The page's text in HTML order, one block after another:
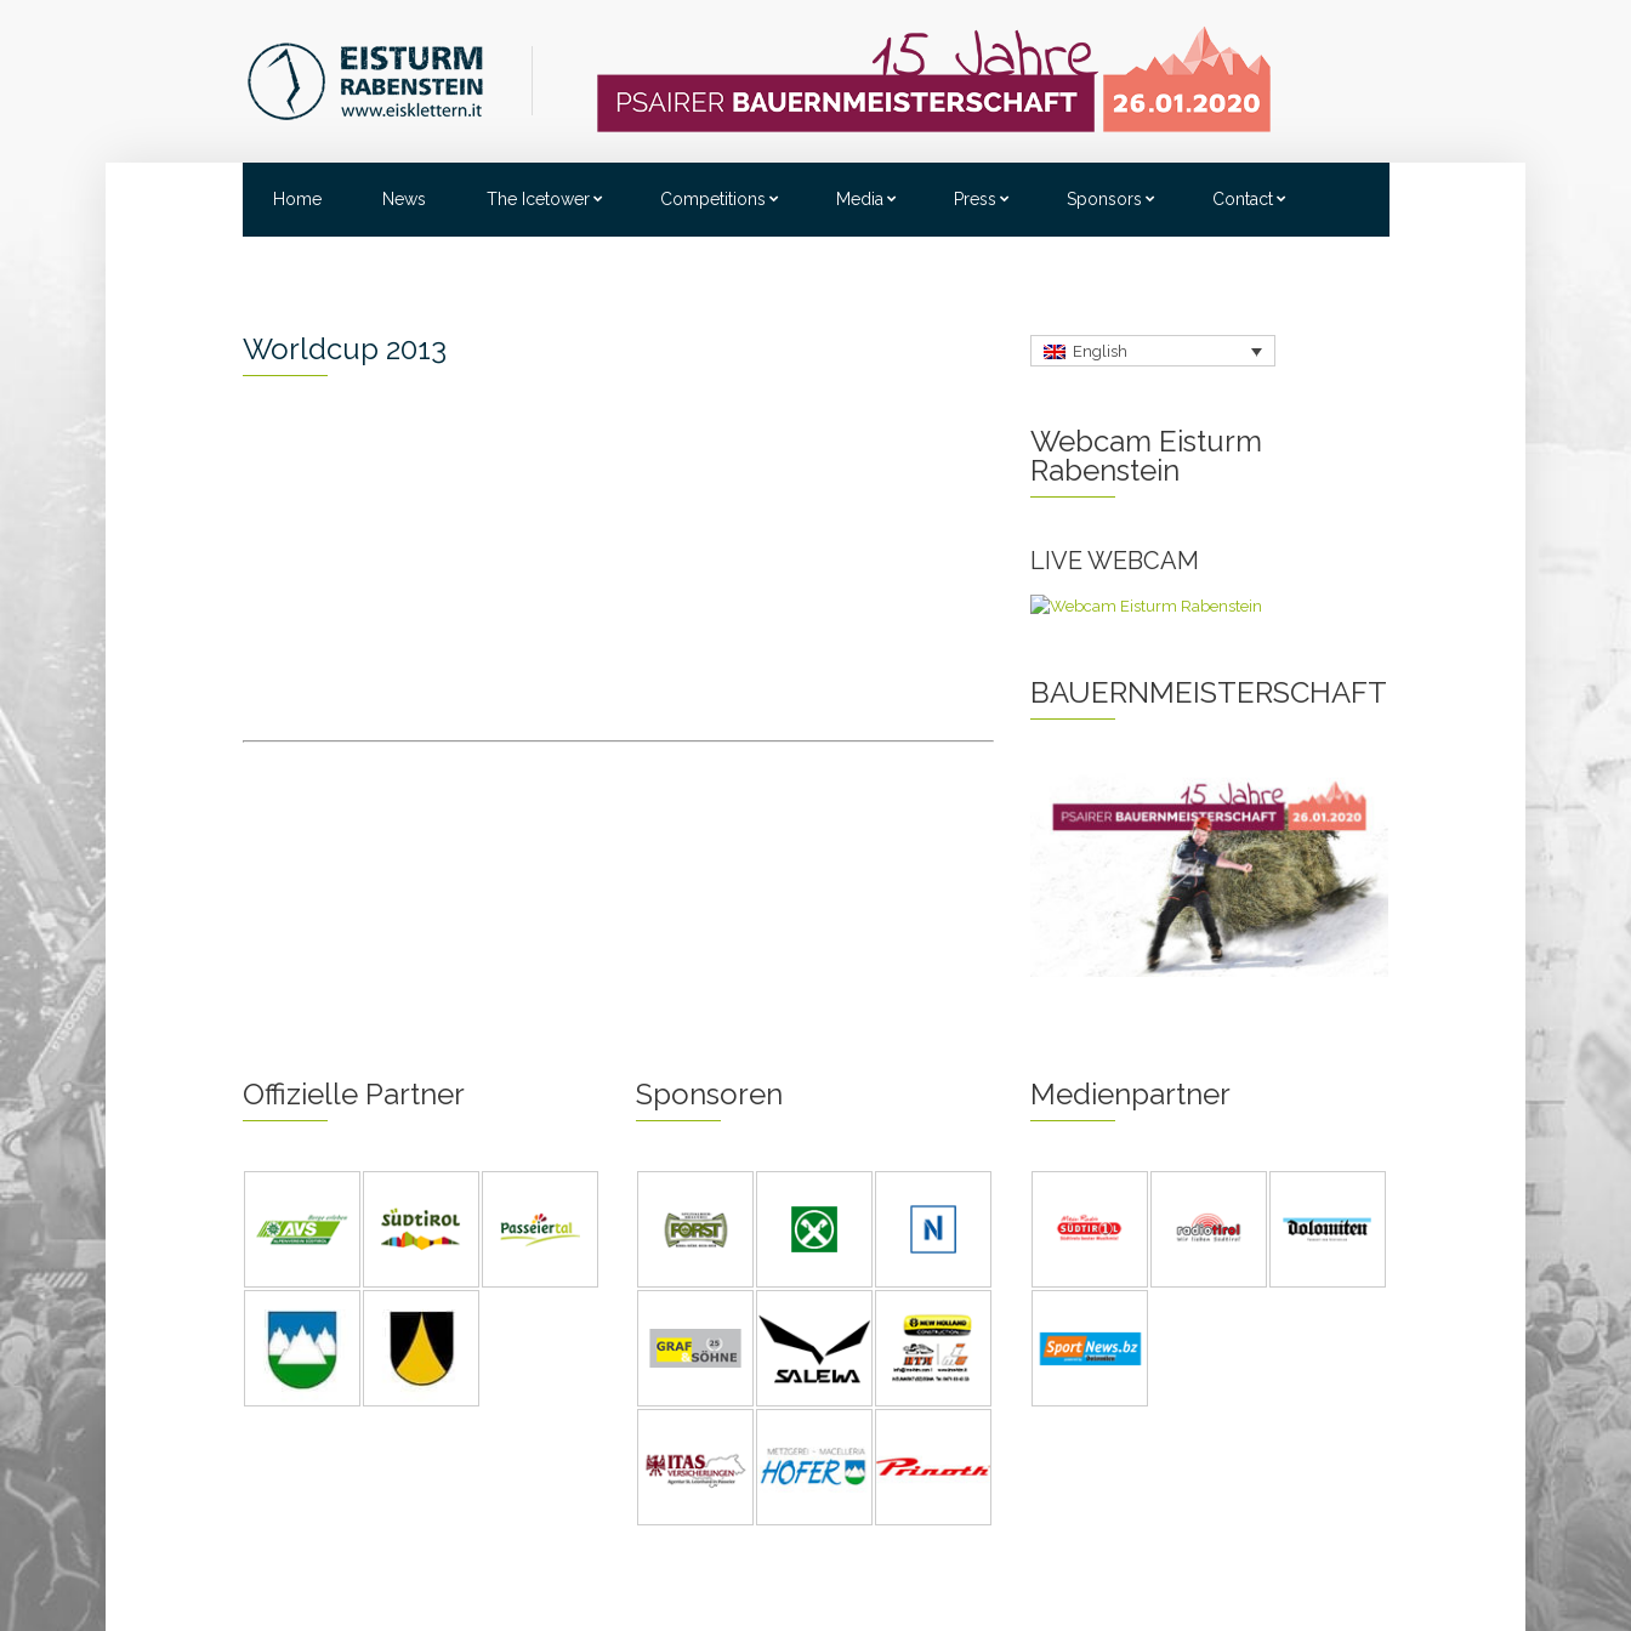
Home News The Icetower Competitions Media Press Sponsors Contact
Worldcup 2013 English
Webcam Eisturm
Rabenstein
LIVE WEBCAM
BAUERNMEISTERSCHAFT
Offizielle Partner Sponsoren Medienpartner